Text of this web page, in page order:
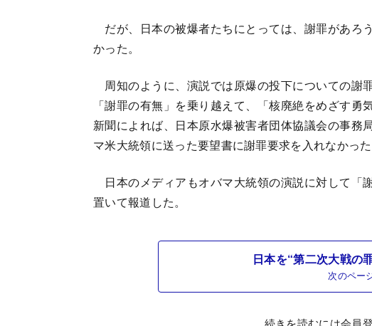
だが、日本の被爆者たちにとっては、謝罪があろ
かった。
周知のように、演説では原爆の投下についての謝
「謝罪の有無」を乗り越えて、「核廃絶をめざす
新聞によれば、日本原水爆被害者団体協議会の事
マ米大統領に送った要望書に謝罪要求を入れなかった
日本のメディアもオバマ大統領の演説に対して「
置いて報道した。
日本を“第二次大戦の
次のペー
続きを読むには会員